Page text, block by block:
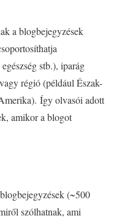
a blogbejegyzések
stb.), iparág
régió (például Észak-
Így olvasói adott
amikor a blogot
(~500
szólhatnak, ami